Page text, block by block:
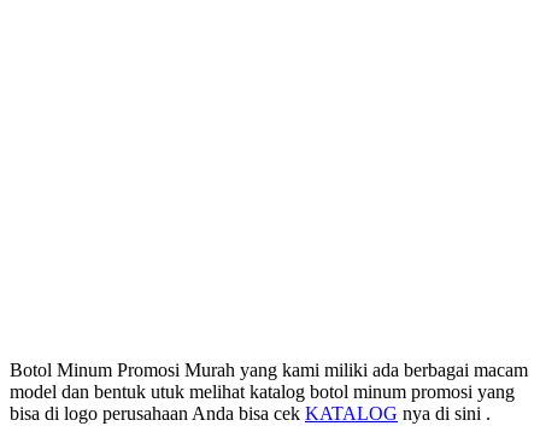
Botol Minum Promosi Murah yang kami miliki ada berbagai macam
model dan bentuk utuk melihat katalog botol minum promosi yang
bisa di logo perusahaan Anda bisa cek KATALOG nya di sini .